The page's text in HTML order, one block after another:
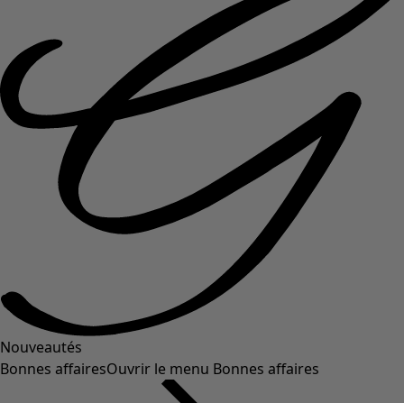
Nouveautés
Bonnes affairesOuvrir le menu Bonnes affaires